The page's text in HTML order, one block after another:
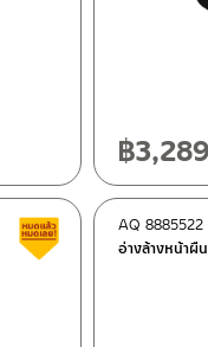
฿3,289
Clearance sale
อ่างล้างหน้าผื
AQ 8885522